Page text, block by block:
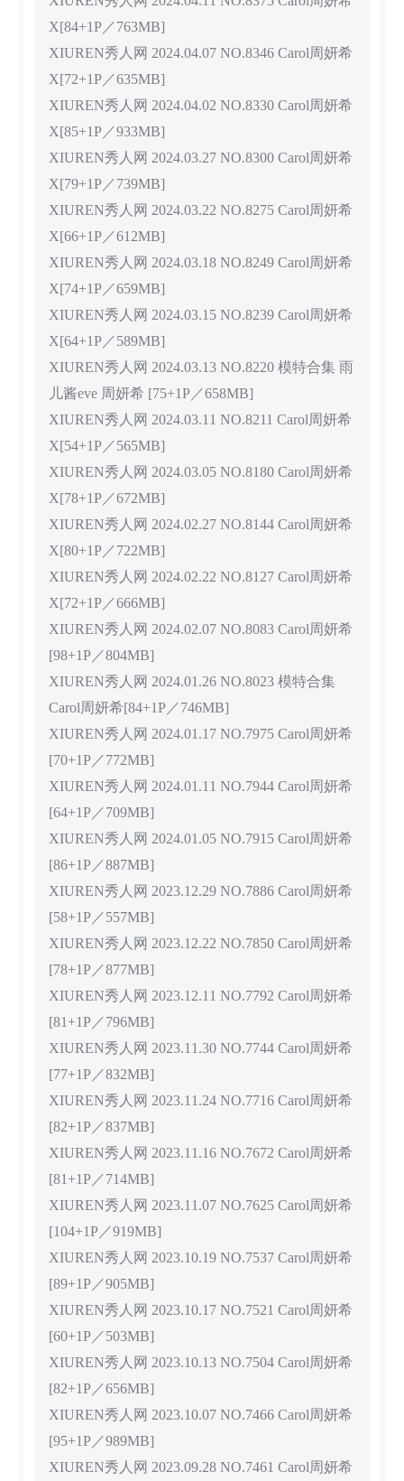
X[84+1P／763MB]
XIUREN秀人网 2024.04.07 NO.8346 Carol周妍希
X[72+1P／635MB]
XIUREN秀人网 2024.04.02 NO.8330 Carol周妍希
X[85+1P／933MB]
XIUREN秀人网 2024.03.27 NO.8300 Carol周妍希
X[79+1P／739MB]
XIUREN秀人网 2024.03.22 NO.8275 Carol周妍希
X[66+1P／612MB]
XIUREN秀人网 2024.03.18 NO.8249 Carol周妍希
X[74+1P／659MB]
XIUREN秀人网 2024.03.15 NO.8239 Carol周妍希
X[64+1P／589MB]
XIUREN秀人网 2024.03.13 NO.8220 模特合集 雨
儿酱eve 周妍希 [75+1P／658MB]
XIUREN秀人网 2024.03.11 NO.8211 Carol周妍希
X[54+1P／565MB]
XIUREN秀人网 2024.03.05 NO.8180 Carol周妍希
X[78+1P／672MB]
XIUREN秀人网 2024.02.27 NO.8144 Carol周妍希
X[80+1P／722MB]
XIUREN秀人网 2024.02.22 NO.8127 Carol周妍希
X[72+1P／666MB]
XIUREN秀人网 2024.02.07 NO.8083 Carol周妍希
[98+1P／804MB]
XIUREN秀人网 2024.01.26 NO.8023 模特合集
Carol周妍希[84+1P／746MB]
XIUREN秀人网 2024.01.17 NO.7975 Carol周妍希
[70+1P／772MB]
XIUREN秀人网 2024.01.11 NO.7944 Carol周妍希
[64+1P／709MB]
XIUREN秀人网 2024.01.05 NO.7915 Carol周妍希
[86+1P／887MB]
XIUREN秀人网 2023.12.29 NO.7886 Carol周妍希
[58+1P／557MB]
XIUREN秀人网 2023.12.22 NO.7850 Carol周妍希
[78+1P／877MB]
XIUREN秀人网 2023.12.11 NO.7792 Carol周妍希
[81+1P／796MB]
XIUREN秀人网 2023.11.30 NO.7744 Carol周妍希
[77+1P／832MB]
XIUREN秀人网 2023.11.24 NO.7716 Carol周妍希
[82+1P／837MB]
XIUREN秀人网 2023.11.16 NO.7672 Carol周妍希
[81+1P／714MB]
XIUREN秀人网 2023.11.07 NO.7625 Carol周妍希
[104+1P／919MB]
XIUREN秀人网 2023.10.19 NO.7537 Carol周妍希
[89+1P／905MB]
XIUREN秀人网 2023.10.17 NO.7521 Carol周妍希
[60+1P／503MB]
XIUREN秀人网 2023.10.13 NO.7504 Carol周妍希
[82+1P／656MB]
XIUREN秀人网 2023.10.07 NO.7466 Carol周妍希
[95+1P／989MB]
XIUREN秀人网 2023.09.28 NO.7461 Carol周妍希